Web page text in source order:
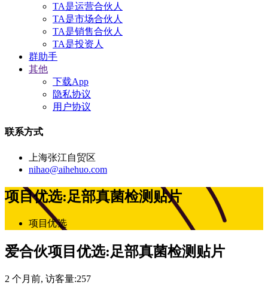
TA是运营合伙人
TA是市场合伙人
TA是销售合伙人
TA是投资人
群助手
其他
下载App
隐私协议
用户协议
联系方式
上海张江自贸区
nihao@aihehuo.com
项目优选:足部真菌检测贴片
项目优选
爱合伙项目优选:足部真菌检测贴片
2 个月前, 访客量:257